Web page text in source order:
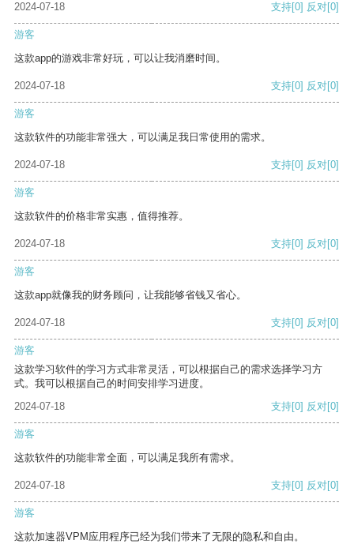
2024-07-18 支持[0] 反对[0]
游客
这款app的游戏非常好玩，可以让我消磨时间。
2024-07-18 支持[0] 反对[0]
游客
这款软件的功能非常强大，可以满足我日常使用的需求。
2024-07-18 支持[0] 反对[0]
游客
这款软件的价格非常实惠，值得推荐。
2024-07-18 支持[0] 反对[0]
游客
这款app就像我的财务顾问，让我能够省钱又省心。
2024-07-18 支持[0] 反对[0]
游客
这款学习软件的学习方式非常灵活，可以根据自己的需求选择学习方
式。我可以根据自己的时间安排学习进度。
2024-07-18
支持[0] 反对[0]
游客
这款软件的功能非常全面，可以满足我所有需求。
2024-07-18 支持[0] 反对[0]
游客
这款加速器VPM应用程序已经为我们带来了无限的隐私和自由。